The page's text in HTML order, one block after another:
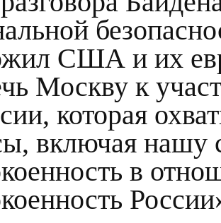
США и их
Москву к
которая
включая нашу
в